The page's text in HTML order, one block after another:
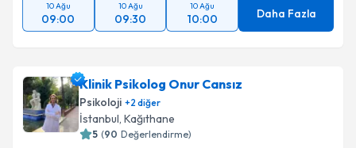
10 Ağu
09:00
10 Ağu
09:30
10 Ağu
10:00 Daha Fazla
Klinik Psikolog Onur Cansız
Psikoloji +2 diğer
İstanbul, Kağıthane
5 (90 Değerlendirme)